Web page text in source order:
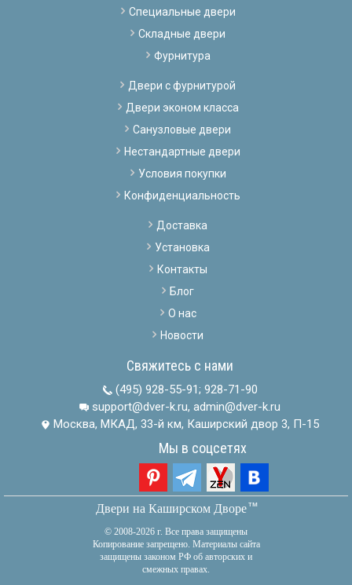
Специальные двери
Складные двери
Фурнитура
Двери с фурнитурой
Двери эконом класса
Санузловые двери
Нестандартные двери
Условия покупки
Конфиденциальность
Доставка
Установка
Контакты
Блог
О нас
Новости
Свяжитесь с нами
(495) 928-55-91; 928-71-90
support@dver-k.ru, admin@dver-k.ru
Москва, МКАД, 33-й км, Каширский двор 3, П-15
Мы в соцсетях
Двери на Каширском Дворетм
© 2008-2026 г. Все права защищены
Копирование запрещено. Материалы сайта
защищены законом РФ об авторских и
смежных правах.